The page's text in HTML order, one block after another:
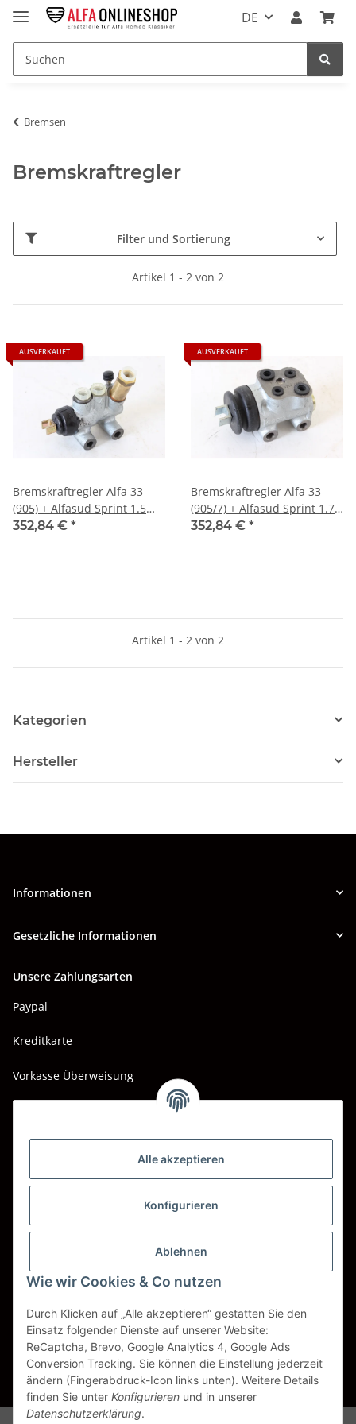
Alle akzeptieren
Konfigurieren
Ablehnen
Wie wir Cookies & Co nutzen
Durch Klicken auf „Alle akzeptieren“ gestatten Sie den
Einsatz folgender Dienste auf unserer Website:
ReCaptcha, Brevo, Google Analytics 4, Google Ads
Conversion Tracking. Sie können die Einstellung jederzeit
ändern (Fingerabdruck-Icon links unten). Weitere Details
finden Sie unter Konfigurieren und in unserer
Datenschutzerklärung.
DE
Bremsen
Bremskraftregler
Filter und Sortierung
Artikel 1 - 2 von 2
AUSVERKAUFT
Bremskraftregler Alfa 33
(905) + Alfasud Sprint 1.5
NOS Original
352,84 € *
AUSVERKAUFT
Bremskraftregler Alfa 33
(905/7) + Alfasud Sprint 1.7
NEU Original
352,84 € *
Artikel 1 - 2 von 2
Kategorien
Hersteller
Informationen
Gesetzliche Informationen
Unsere Zahlungsarten
Paypal
Kreditkarte
Vorkasse Überweisung
Wir versenden mit
Spedition BTG
Spedition Schenker
Vertrag widerrufen
* Alle Preise inkl. gesetzlicher USt., zzgl.Versand